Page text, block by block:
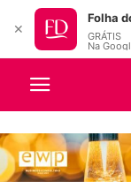
✕
Folha
GRÁTIS
Na